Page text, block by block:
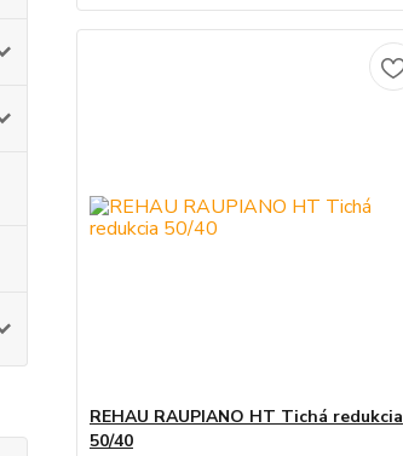
REHAU RAUPIANO HT Tichá redukcia
50/40